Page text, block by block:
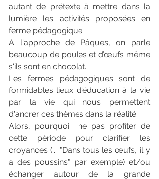
autant de prétexte à mettre dans la
lumière les activités proposées en
ferme pédagogique.
A l'approche de Pâques, on parle
beaucoup de poules et d’œufs même
s'ils sont en chocolat.
Les fermes pédagogiques sont de
formidables lieux d'éducation à la vie
par la vie qui nous permettent
d'ancrer ces thèmes dans la réalité.
Alors, pourquoi  ne pas profiter de
cette période pour clarifier les
croyances (... "Dans tous les œufs, il y
a des poussins" par exemple) et/ou
échanger autour de la grande